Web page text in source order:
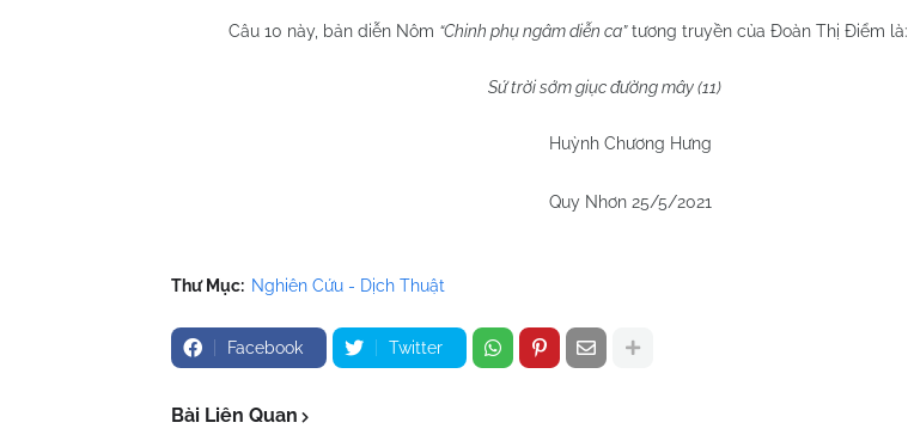
Câu 10 này, bản diễn Nôm “Chinh phụ ngâm diễn ca”tương truyền của Đoàn Thị Điểm là:
Sứ trời sớm giục đường mây (11)
Huỳnh Chương Hưng
Quy Nhơn 25/5/2021
Thư Mục: Nghiên Cứu - Dịch Thuật
Facebook Twitter
Bài Liên Quan